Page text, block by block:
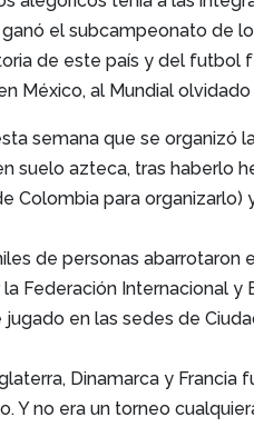
el subcampeonato de
de este país y del futbol
México, al Mundial
semana que se organizó
suelo azteca, tras haberlo
Colombia para organizarlo)
de personas abarrotaron
Federación Internacional y
jugado en las sedes de
Dinamarca y Francia
Y no era un torneo